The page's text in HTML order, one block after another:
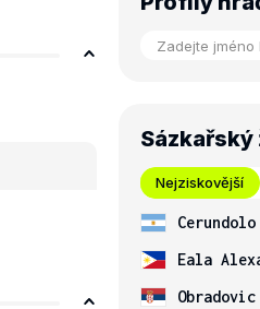
Nejziskovější
Eala